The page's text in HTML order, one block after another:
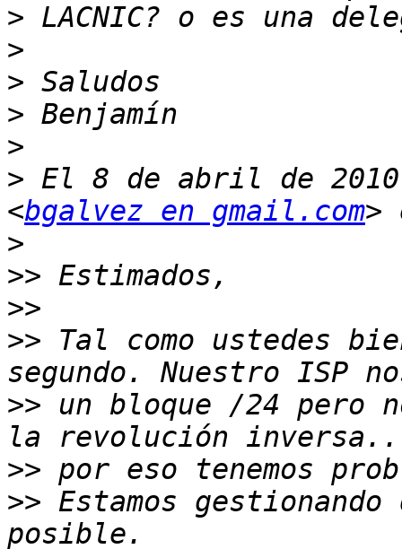
>
>
>
>
>
> El 8 de abril de 2010
<bgalvez en gmail.com
>
>>
>>
>> Tal como ustedes
>> un bloque /24 pero
>>
>> Estamos